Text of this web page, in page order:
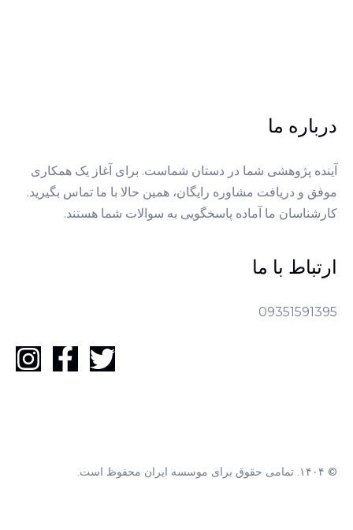
درباره ما
آینده پژوهشی شما در دستان شماست. برای آغاز یک همکاری
موفق و دریافت مشاوره رایگان، همین حالا با ما تماس بگیرید.
کارشناسان ما آماده پاسخگویی به سوالات شما هستند.
ارتباط با ما
09351591395
© ۱۴۰۴. تمامی حقوق برای موسسه ایران محفوظ است.